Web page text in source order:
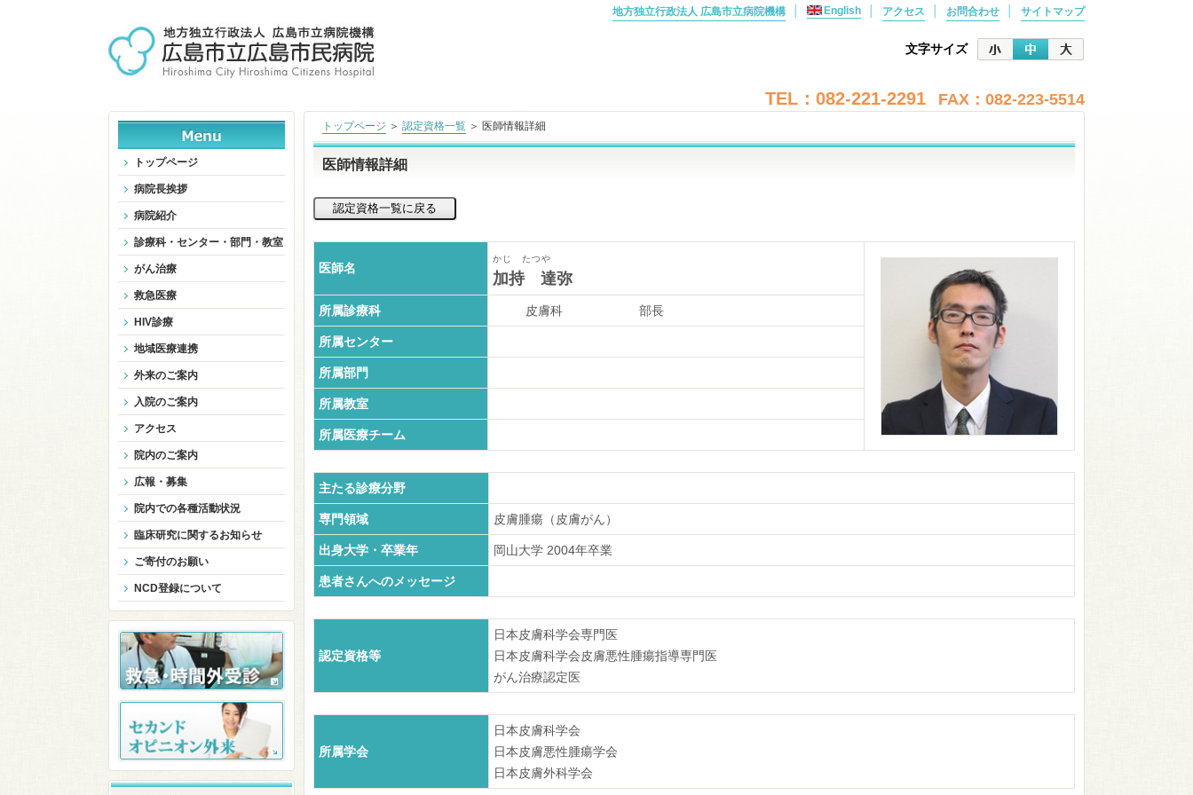
地方独立行政法人 広島市立病院機構 English アクセス お問合わせ サイトマップ
文字サイズ
TEL：082-221-2291 FAX：082-223-5514
トップページ ＞ 認定資格一覧 ＞ 医師情報詳細
医師情報詳細
医師名
かじ たつや
加持 達弥
所属診療科 皮膚科 部長
所属センター
所属部門
所属教室
所属医療チーム
主たる診療分野
専門領域 皮膚腫瘍（皮膚がん）
出身大学・卒業年 岡山大学 2004年卒業
患者さんへのメッセージ
認定資格等
日本皮膚科学会専門医
日本皮膚科学会皮膚悪性腫瘍指導専門医
がん治療認定医
所属学会
日本皮膚科学会
日本皮膚悪性腫瘍学会
日本皮膚外科学会
トップページ
病院長挨拶
病院紹介
診療科・センター・部門・教室
がん治療
救急医療
HIV診療
地域医療連携
外来のご案内
入院のご案内
アクセス
院内のご案内
広報・募集
院内での各種活動状況
臨床研究に関するお知らせ
ご寄付のお願い
NCD登録について